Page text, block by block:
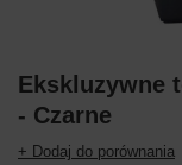
Ekskluzywne
- Czarne
+ Dodaj do porównania